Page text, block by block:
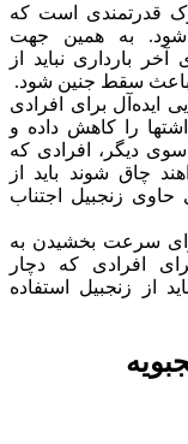
قدرتمندی است که
شود. به همین جهت
بارداری نباید از
باعث سقط جنین شود.
ایده‌آل برای افرادی
را کاهش داده و
دیگر، افرادی که
چاق شوند باید از
زنجبیل اجتناب
سرعت‌ بخشیدن به
افرادی که دچار
از زنجبیل استفاده